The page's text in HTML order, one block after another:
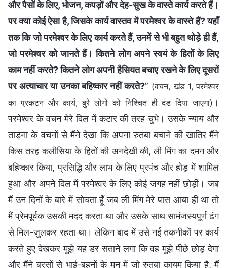
और पैसों के लिए, भोजन, कपड़ों और देह-सुख के वास्ते कार्य करते हैं।
पर क्या कोई ऐसा है, जिसके कार्य वास्तव में परमेश्वर के वास्ते हैं? यहाँ
तक कि जो परमेश्वर के लिए कार्य करते हैं, उनमें से भी बहुत थोड़े ही हैं,
जो परमेश्वर को जानते हैं। कितने लोग अपने स्वयं के हितों के लिए
काम नहीं करते? कितने लोग अपनी हैसियत बचाए रखने के लिए दूसरों
पर अत्याचार या उनका बहिष्कार नहीं करते?” (वचन, खंड 1, परमेश्वर
का प्रकटन और कार्य, बुरे लोगों को निश्चित ही दंड दिया जाएगा) ।
परमेश्वर के वचन मेरे दिल में कटार की तरह चुभे। उसके न्याय और
ताड़ना के वचनों से मैंने देखा कि अपना रुतबा बचाने की खातिर मैंने
किस तरह कलीसिया के हितों की अनदेखी की, ली मिंग का दमन और
बहिष्कार किया, प्रसिद्धि और लाभ के लिए प्रपंच और होड़ में शामिल
हुआ और अपने दिल में परमेश्वर के लिए कोई जगह नहीं छोड़ी। जब
मैं उन दिनों के बारे में सोचता हूँ जब ली मिंग मेरे पास आया ही था तो
मैं प्रेमपूर्वक उसकी मदद करता था और उसके साथ सामंजस्यपूर्ण ढंग
से मिल-जुलकर रहता था। लेकिन बाद में उसे नई तकनीकों पर कार्य
करते हुए देखकर मुझे यह डर सताने लगा कि वह मुझे पीछे छोड़ देगा
और मैंने बरसों से भाई-बहनों के मन में जो रुतबा कायम किया है, मैं